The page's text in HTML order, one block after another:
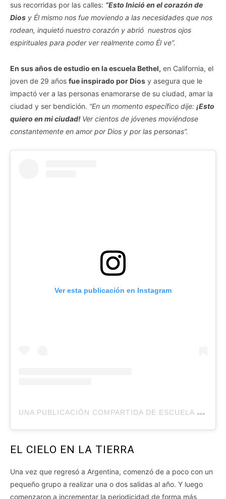
sus recorridas por las calles: “Esto Inició en el corazón de
Dios y Él mismo nos fue moviendo a las necesidades que nos
rodean, inquietó nuestro corazón y abrió nuestros ojos
espirituales para poder ver realmente como Él ve”.
En sus años de estudio en la escuela Bethel, en California, el
joven de 29 años fue inspirado por Dios y asegura que le
impactó ver a las personas enamorarse de su ciudad, amar la
ciudad y ser bendición. “En un momento específico dije: ¡Esto
quiero en mi ciudad! Ver cientos de jóvenes moviéndose
constantemente en amor por Dios y por las personas”.
Ver esta publicación en Instagram
U
NA PUBLICACIÓN COMPARTIDA DE ESCUELA CULTURA SOBRENATURAL (@CULTURASOBRENATURAL.AR)
EL CIELO EN LA TIERRA
Una vez que regresó a Argentina, comenzó de a poco con un
pequeño grupo a realizar una o dos salidas al año. Y luego
comenzaron a incrementar la periodicidad de forma más